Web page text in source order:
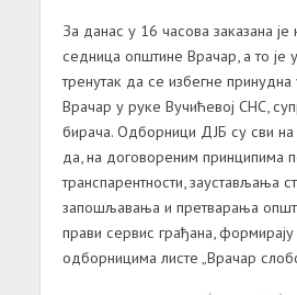
За данас у 16 часова заказана је
седница општине Врачар, а то је
тренутак да се избегне
Врачар у руке Вучићевој СНС,
бирача. Одборници ДЈБ су сви на
да, на договореним принципима
транспарентности, заустављања
запошљавања и претварања
прави сервис грађана, формирају
одборницима листе „Врачар